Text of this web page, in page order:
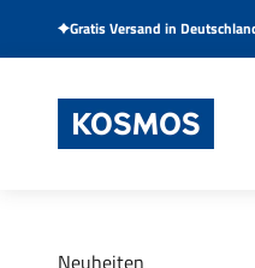
Gratis Versand in
KOSMOS Verlag